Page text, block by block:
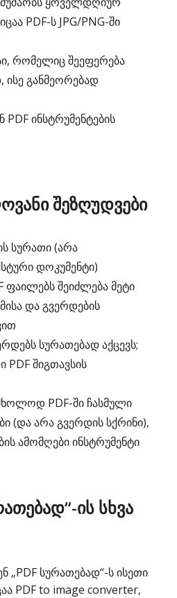
PDF-ს JPG/PNG-ში
რომელიც შეეფერება
განმეორებად
ინსტრუმენტების
შეზღუდვები
სურათი (არა
დოკუმენტი)
ფაილებს შეიძლება მეტი
და გვერდების
სურათებად აქცევს;
PDF შიგთავსის
PDF-ში ჩასმული
(და არა გვერდის სქრინი),
ამომღები ინსტრუმენტი
ის სხვა
„PDF სურათებად“-ს ისეთი
PDF to image converter,